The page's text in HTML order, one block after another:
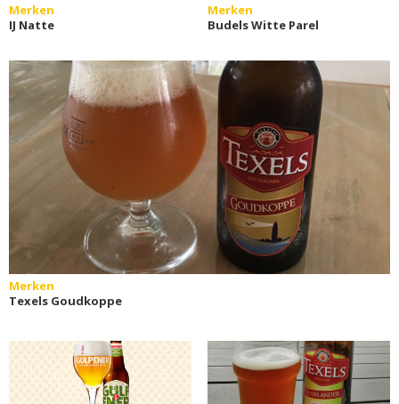
Merken
IJ Natte
Merken
Budels Witte Parel
Merken
Texels Goudkoppe